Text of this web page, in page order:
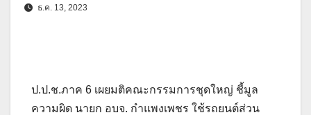
ธ.ค. 13, 2023
ป.ป.ช.ภาค 6 เผยมติคณะกรรมการชุดใหญ่ ชี้มูล
ความผิด นายก อบจ. กำแพงเพชร ใช้รถยนต์ส่วน